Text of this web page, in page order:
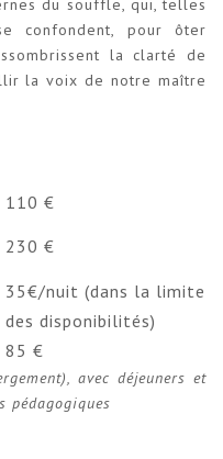
du souffle, qui, telles
confondent, pour ôter
la clarté de
la voix de notre maître
110 €
230 €
35€/nuit (dans la limite
des disponibilités)
85 €
avec déjeuners et
pédagogiques